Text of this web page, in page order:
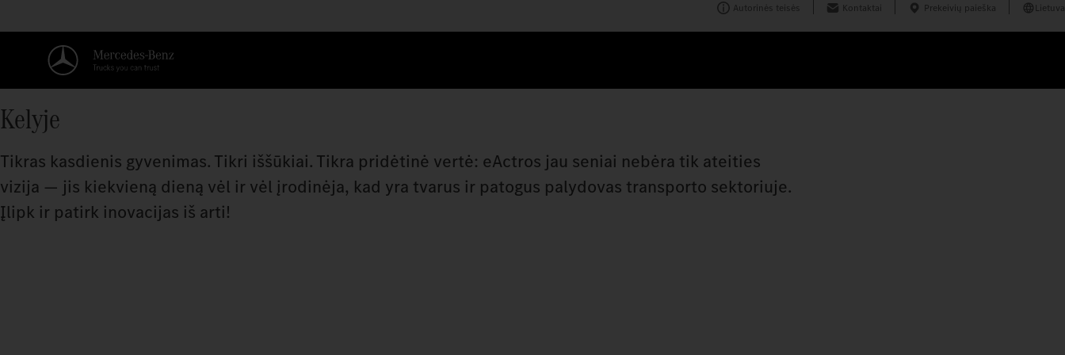
Autorinės teisės Kontaktai Prekeivių paieška Lietuva
Kelyje
Tikras kasdienis gyvenimas. Tikri iššūkiai. Tikra pridėtinė vertė: eActros jau seniai nebėra tik ateities
vizija — jis kiekvieną dieną vėl ir vėl įrodinėja, kad yra tvarus ir patogus palydovas transporto sektoriuje.
Įlipk ir patirk inovacijas iš arti!